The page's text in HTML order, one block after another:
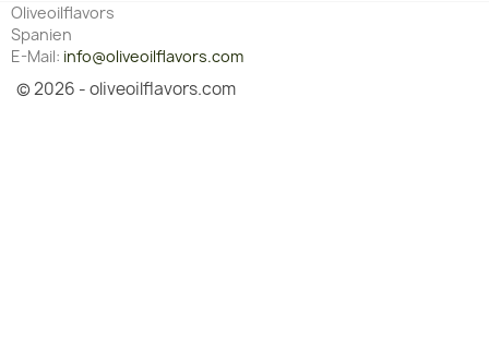
Oliveoilflavors
Spanien
E-Mail: info@oliveoilflavors.com
© 2026 - oliveoilflavors.com